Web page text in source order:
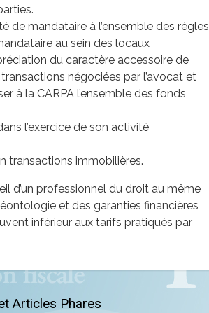
de mandataire à l’ensemble des règles
au sein des locaux
du caractère accessoire de
négociées par l’avocat et
à la CARPA l’ensemble des fonds
l’exercice de son activité
transactions immobilières.
d’un professionnel du droit au même
et des garanties financières
inférieur aux tarifs pratiqués par
Articles Phares